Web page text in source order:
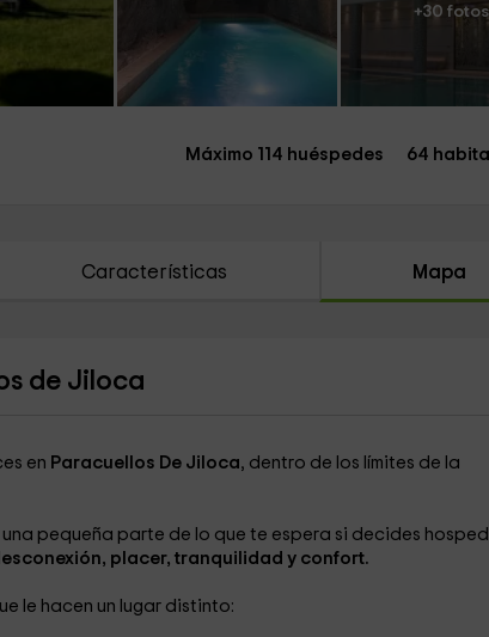
+30 fotos
Máximo 114 huéspedes 64
Características Mapa
de Jiloca
en Paracuellos De Jiloca, dentro de los límites de la
una pequeña parte de lo que te espera si decides
placer, tranquilidad y confort.
le hacen un lugar distinto: